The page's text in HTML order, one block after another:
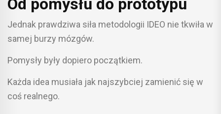
Od pomysłu do prototypu
Jednak prawdziwa siła metodologii IDEO nie tkwiła w
samej burzy mózgów.
Pomysły były dopiero początkiem.
Każda idea musiała jak najszybciej zamienić się w
coś realnego.